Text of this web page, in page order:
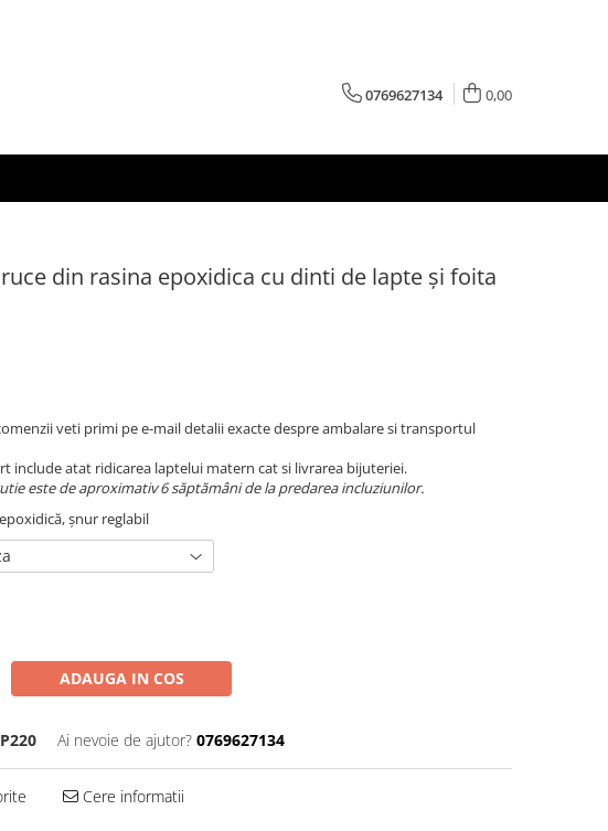
0769627134 0,00
din rasina epoxidica cu dinti de lapte și foita
veti primi pe e-mail detalii exacte despre ambalare si transportul
include atat ridicarea laptelui matern cat si livrarea bijuteriei.
este de aproximativ 6 săptămâni de la predarea incluziunilor.
șnur reglabil
ADAUGA IN COS
Ai nevoie de ajutor? 0769627134
Cere informatii